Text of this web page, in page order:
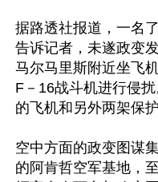
据路透社报道，一名
告诉记者，未遂政变
马尔马里斯附近坐飞
F－16战斗机进行侵
的飞机和另外两架保
空中方面的政变图谋
的阿肯哲空军基地，